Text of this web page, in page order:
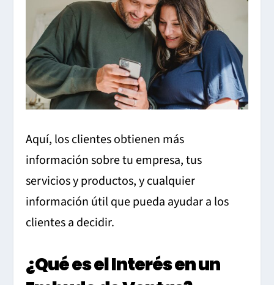
Aquí, los clientes obtienen más
información sobre tu empresa, tus
servicios y productos, y cualquier
información útil que pueda ayudar a los
clientes a decidir.
¿Qué es el Interés en un